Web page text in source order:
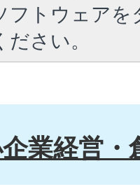
フトウェア
さい。
業経営・